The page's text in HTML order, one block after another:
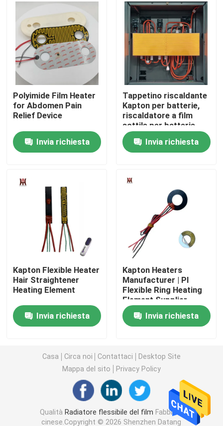
Giro della fabbrica
Controllo di qualità
Notizie
Richieda una citazione
Radiatore del film di pi
Film del riscaldamento del Polyimide
Cuscinetto di riscaldamento flessibile
Polyimide Heater Element
Radiatori su ordinazione del Polyimide
Radiatore flessibile su ordinazione
Film del riscaldamento di Graphene
Film di riscaldamento elettrico
Polyimide Film Heater
for Abdomen Pain
Relief Device
Invia richiesta
Tappetino riscaldante
Kapton per batterie,
riscaldatore a film
sottile per batterie,
soluzione di
riscaldamento
flessibile per batterie
Invia richiesta
Kapton Flexible Heater
Hair Straightener
Heating Element
Invia richiesta
Kapton Heaters
Manufacturer | PI
Flexible Ring Heating
Element Supplier
Invia richiesta
Casa Circa noi Contattaci
Desktop Site
Mappa del sito
Privacy Policy
Qualità Radiatore flessibile del film Fabbrica
cinese.Copyright © 2026 Shenzhen Datang